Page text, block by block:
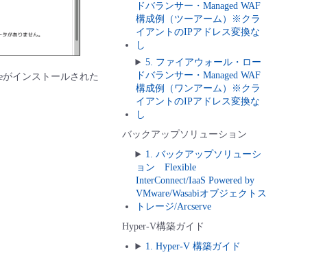
インストールされた
ドバランサー・Managed WAF
構成例（ツーアーム）※クラ
イアントのIPアドレス変換な
し
5. ファイアウォール・ロー
ドバランサー・Managed WAF
構成例（ワンアーム）※クラ
イアントのIPアドレス変換な
し
バックアップソリューション
1. バックアップソリューシ
ョン Flexible
InterConnect/IaaS Powered by
VMware/Wasabiオブジェクトス
トレージ/Arcserve
Hyper-V構築ガイド
1. Hyper-V 構築ガイド